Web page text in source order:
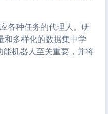
各种任务的代理人。研
和多样化的数据集中学
机器人至关重要，并将